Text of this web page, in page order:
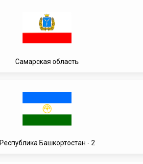
Самарская область
Республика Башкортостан - 2